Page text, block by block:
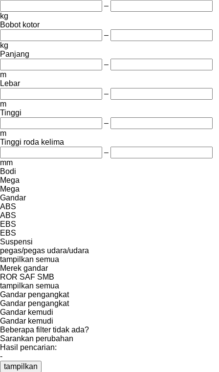
–
kg
Bobot kotor
–
kg
Panjang
–
m
Lebar
–
m
Tinggi
–
m
Tinggi roda kelima
–
mm
Bodi
Mega
Mega
Gandar
ABS
ABS
EBS
EBS
Suspensi
pegas/pegas udara/udara
tampilkan semua
Merek gandar
ROR SAF SMB
tampilkan semua
Gandar pengangkat
Gandar pengangkat
Gandar kemudi
Gandar kemudi
Beberapa filter tidak ada?
Sarankan perubahan
Hasil pencarian:
-
tampilkan